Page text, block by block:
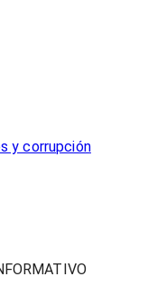
y corrupción